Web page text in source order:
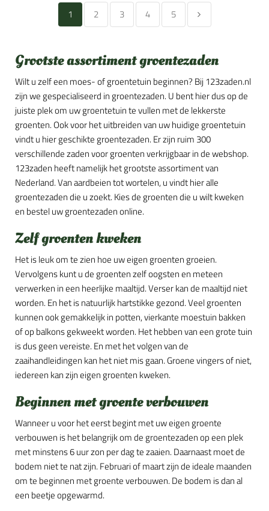
1 2 3 4 5
Grootste assortiment groentezaden
Wilt u zelf een moes- of groentetuin beginnen? Bij 123zaden.nl
zijn we gespecialiseerd in groentezaden. U bent hier dus op de
juiste plek om uw groentetuin te vullen met de lekkerste
groenten. Ook voor het uitbreiden van uw huidige groentetuin
vindt u hier geschikte groentezaden. Er zijn ruim 300
verschillende zaden voor groenten verkrijgbaar in de webshop.
123zaden heeft namelijk het grootste assortiment van
Nederland. Van aardbeien tot wortelen, u vindt hier alle
groentezaden die u zoekt. Kies de groenten die u wilt kweken
en bestel uw groentezaden online.
Zelf groenten kweken
Het is leuk om te zien hoe uw eigen groenten groeien.
Vervolgens kunt u de groenten zelf oogsten en meteen
verwerken in een heerlijke maaltijd. Verser kan de maaltijd niet
worden. En het is natuurlijk hartstikke gezond. Veel groenten
kunnen ook gemakkelijk in potten, vierkante moestuin bakken
of op balkons gekweekt worden. Het hebben van een grote tuin
is dus geen vereiste. En met het volgen van de
zaaihandleidingen kan het niet mis gaan. Groene vingers of niet,
iedereen kan zijn eigen groenten kweken.
Beginnen met groente verbouwen
Wanneer u voor het eerst begint met uw eigen groente
verbouwen is het belangrijk om de groentezaden op een plek
met minstens 6 uur zon per dag te zaaien. Daarnaast moet de
bodem niet te nat zijn. Februari of maart zijn de ideale maanden
om te beginnen met groente verbouwen. De bodem is dan al
een beetje opgewarmd.